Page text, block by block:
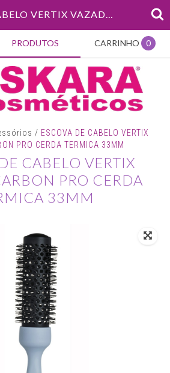
ESCOVA DE CABELO VERTIX VAZADA CARBON PRO CERDA TERMICA 33MM
PRODUTOS CARRINHO 0
/ ESCOVA DE CABELO VERTIX
PRO CERDA TERMICA 33MM
CABELO VERTIX
PRO CERDA
33MM